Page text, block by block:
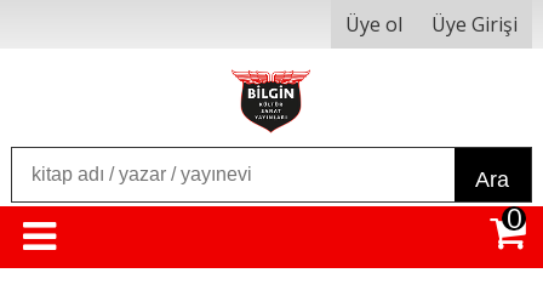
Üye ol Üye Girişi
Ara
0